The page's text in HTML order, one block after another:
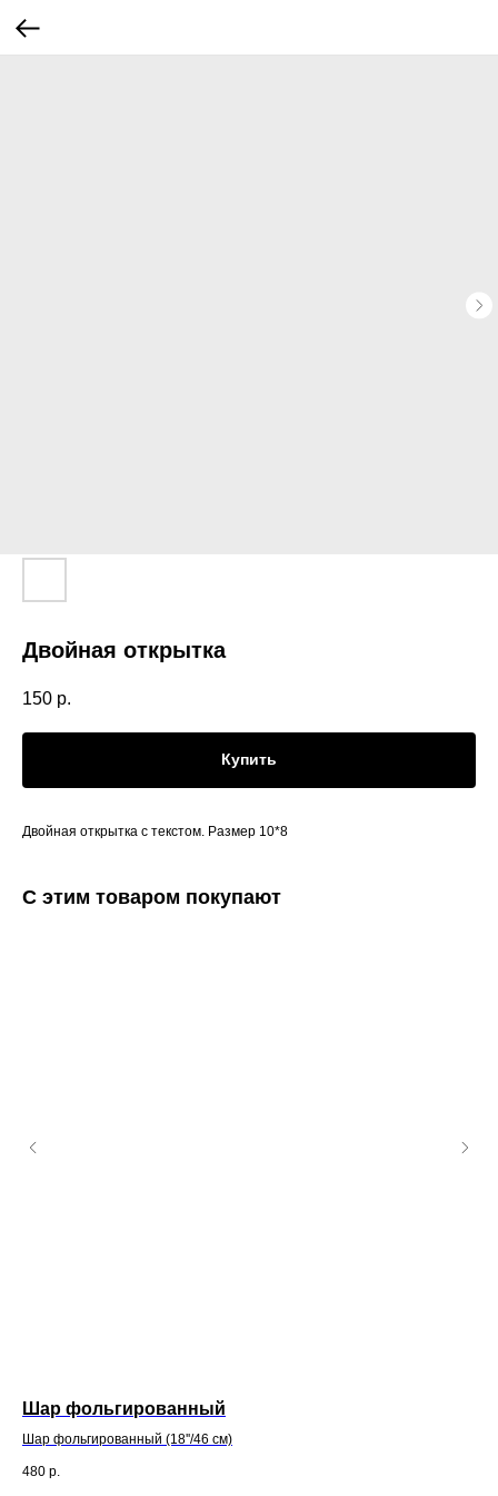
Двойная открытка
150 р.
Купить
Двойная открытка с текстом. Размер 10*8
С этим товаром покупают
Шар фольгированный
Шар фольгированный (18''/46 см)
480 р.